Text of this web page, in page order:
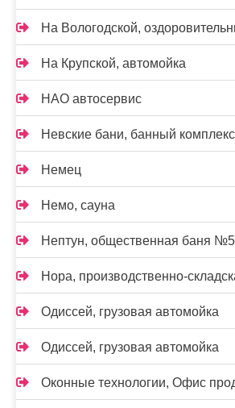
На Вологодской,
На Крупской, автомойка
НАО автосервис
Невские бани, банный комплекс
Немец
Немо, сауна
Нептун, общественная баня №5
Нора, производственно-
Одиссей, грузовая автомойка
Одиссей, грузовая автомойка
Оконные технологии, Офис